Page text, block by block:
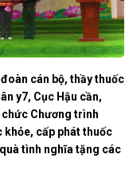
cán bộ, thầy thuốc
y7, Cục Hậu cần,
chức Chương trình
khỏe, cấp phát thuốc
tình nghĩa tặng các